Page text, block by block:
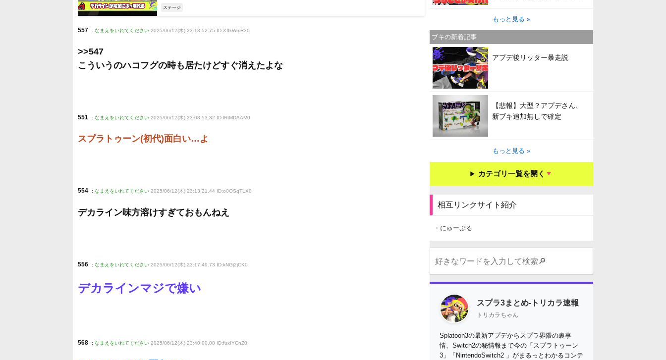
ステージ
557 : なまえをいれてください 2025/06/12(木) 23:18:52.75 ID:XfIkWmR30
>>547
こういうのハコフグの時も居たけどすぐ消えたよな
551 : なまえをいれてください 2025/06/12(木) 23:08:53.32 ID:lRtMDAAM0
スプラトゥーン(初代)面白い…よ
554 : なまえをいれてください 2025/06/12(木) 23:13:21.44 ID:o0OSqTLX0
デカライン味方溶けすぎておもんねえ
556 : なまえをいれてください 2025/06/12(木) 23:17:49.73 ID:kNGj2jCK0
デカラインマジで嫌い
568 : なまえをいれてください 2025/06/12(木) 23:40:00.08 ID:fuxIYCnZ0
らしさ”は失われてしまうのか
もっと見る »
ブキの新着記事
アプデ後リッター暴走説
【悲報】大型？アプデさん、
新ブキ追加無しで確定
もっと見る »
カテゴリ一覧を開く
相互リンクサイト紹介
・にゅーぷる
スプラ3まとめ-トリカラ速報
トリカラちゃん
Splatoon3の最新アプデからスプラ界隈の裏事
情、Switch2の秘情報まで今の「スプラトゥーン
3」「NintendoSwitch2 」がまるっとわかるコンテ